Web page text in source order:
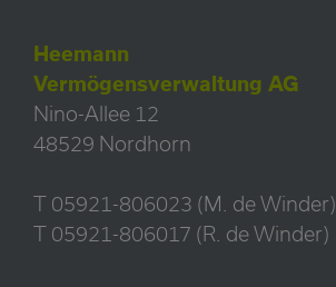
Heemann
Vermögensverwaltung AG
Nino-Allee 12
48529 Nordhorn
T 05921-806023 (M. de Winder)
T 05921-806017 (R. de Winder)